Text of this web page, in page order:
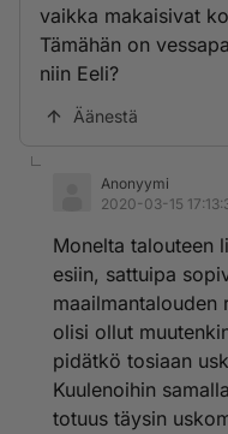
vaikka makaisivat
Tämähän on
niin Eeli?
Äänestä
Anonyymi
2020-03-15
Monelta talouteen
esiin, sattuipa
maailmantalouden
olisi ollut
pidätkö tosiaan
Kuulenoihin
totuus täysin